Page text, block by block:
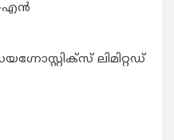
എൻ
ലിമിറ്റഡ്